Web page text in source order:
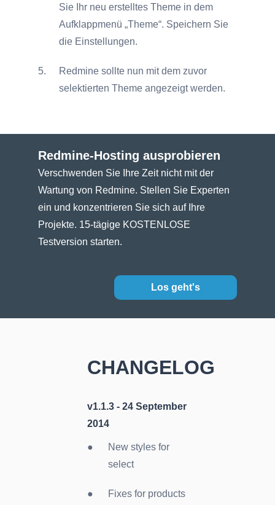
Sie Ihr neu erstelltes Theme in dem
Aufklappmenü „Theme“. Speichern Sie
die Einstellungen.
Redmine sollte nun mit dem zuvor
selektierten Theme angezeigt werden.
Redmine-Hosting ausprobieren
Verschwenden Sie Ihre Zeit nicht mit der
Wartung von Redmine. Stellen Sie Experten
ein und konzentrieren Sie sich auf Ihre
Projekte. 15-tägige KOSTENLOSE
Testversion starten.
Los geht's
CHANGELOG
v1.1.3 - 24 September
2014
New styles for
select
Fixes for products